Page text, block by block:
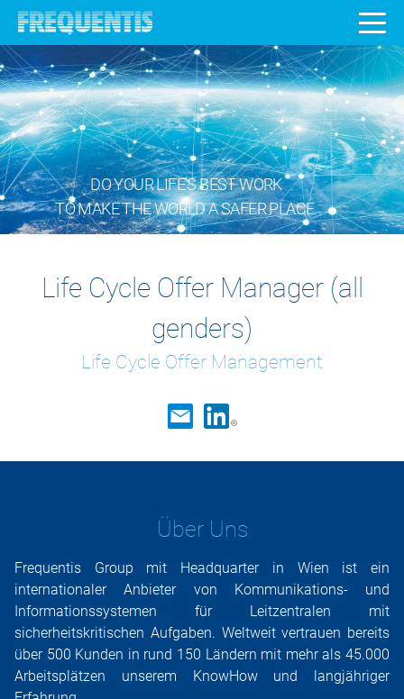
DO YOUR LIFE’S BEST WORK
TO MAKE THE WORLD A SAFER PLACE.
Life Cycle Offer Manager (all
genders)
Life Cycle Offer Management
Über Uns
Frequentis Group mit Headquarter in Wien ist ein
internationaler Anbieter von Kommunikations- und
Informationssystemen für Leitzentralen mit
sicherheitskritischen Aufgaben. Weltweit vertrauen bereits
über 500 Kunden in rund 150 Ländern mit mehr als 45.000
Arbeitsplätzen unserem KnowHow und langjähriger